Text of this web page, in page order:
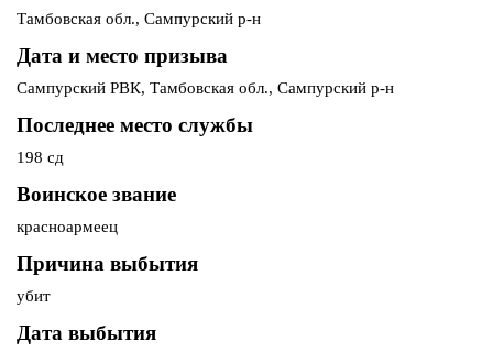
Тамбовская обл., Сампурский р-н
Дата и место призыва
Сампурский РВК, Тамбовская обл., Сампурский р-н
Последнее место службы
198 сд
Воинское звание
красноармеец
Причина выбытия
убит
Дата выбытия